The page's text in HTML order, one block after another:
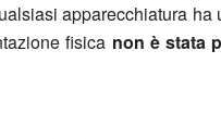
apparecchiatura ha
fisica non è stata